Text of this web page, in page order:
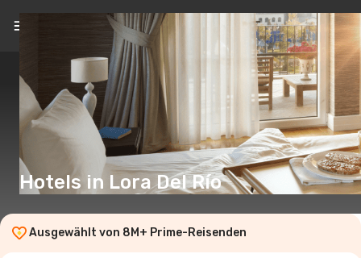
DE(€)
Hotels in Lora Del Río
Ausgewählt von 8M+ Prime-Reisenden